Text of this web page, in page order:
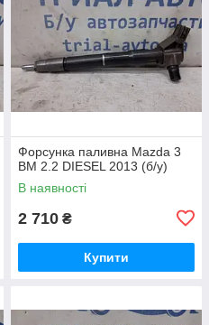
Форсунка паливна Mazda 3
BM 2.2 DIESEL 2013 (б/у)
В наявності
2 710 ₴
Купити